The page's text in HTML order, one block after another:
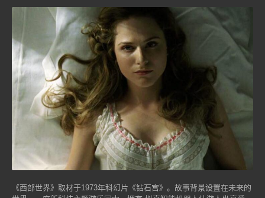
《西部世界》取材于1973年科幻片《钻石宫》。故事背景设置在未来的